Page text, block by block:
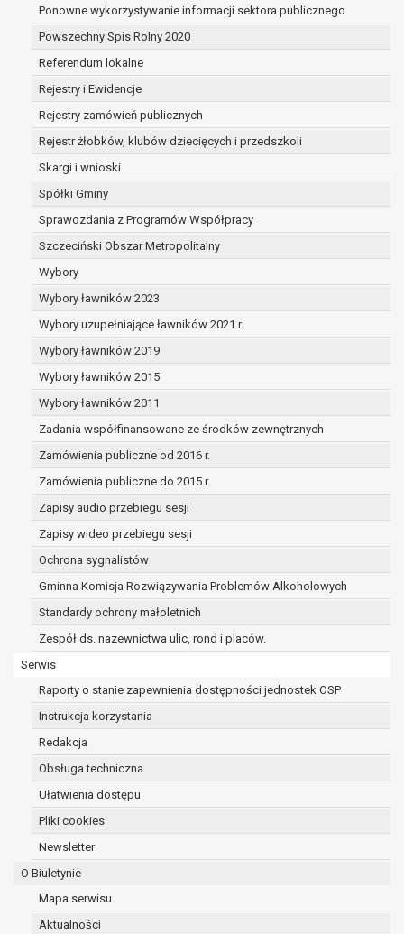
Ponowne wykorzystywanie informacji sektora publicznego
Powszechny Spis Rolny 2020
Referendum lokalne
Rejestry i Ewidencje
Rejestry zamówień publicznych
Rejestr żłobków, klubów dziecięcych i przedszkoli
Skargi i wnioski
Spółki Gminy
Sprawozdania z Programów Współpracy
Szczeciński Obszar Metropolitalny
Wybory
Wybory ławników 2023
Wybory uzupełniające ławników 2021 r.
Wybory ławników 2019
Wybory ławników 2015
Wybory ławników 2011
Zadania współfinansowane ze środków zewnętrznych
Zamówienia publiczne od 2016 r.
Zamówienia publiczne do 2015 r.
Zapisy audio przebiegu sesji
Zapisy wideo przebiegu sesji
Ochrona sygnalistów
Gminna Komisja Rozwiązywania Problemów Alkoholowych
Standardy ochrony małoletnich
Zespół ds. nazewnictwa ulic, rond i placów.
Serwis
Raporty o stanie zapewnienia dostępności jednostek OSP
Instrukcja korzystania
Redakcja
Obsługa techniczna
Ułatwienia dostępu
Pliki cookies
Newsletter
O Biuletynie
Mapa serwisu
Aktualności
dane są nieprawidłowe lub
niekompletne;
prawo do żądania usunięcia danych
osobowych (tzw. prawo do bycia
zapomnianym) na podstawie art. 17 RODO,
w przypadku gdy:
dane nie są już niezbędne do celów,
dla których były zebrane lub w inny
sprzeciw wobec przetwarzania
danych osobowych,
osoba, której dane dotyczą wycofała
osobowych, która jest podstawą
przetwarzania danych i nie ma innej
podstawy prawnej przetwarzania
danych,
dane osobowe przetwarzane są
niezgodnie z prawem,
dane osobowe muszą być usunięte w
celu wywiązania się z obowiązku
wynikającego z przepisów prawa;
prawo do żądania ograniczenia
przetwarzania danych osobowych na
podstawie art. 18 RODO, w przypadku gdy:
osoba, której dane dotyczą
kwestionuje prawidłowość danych
osobowych – na okres pozwalający
administratorowi sprawdzić
prawidłowość tych danych,
przetwarzanie danych jest niezgodne
z prawem, a osoba, której dane
danych, żądając w zamian ich
ograniczenia,
administrator nie potrzebuje już
której dane dotyczą, potrzebuje ich do
ustalenia, obrony lub dochodzenia
roszczeń,
danych - do czasu ustalenia czy